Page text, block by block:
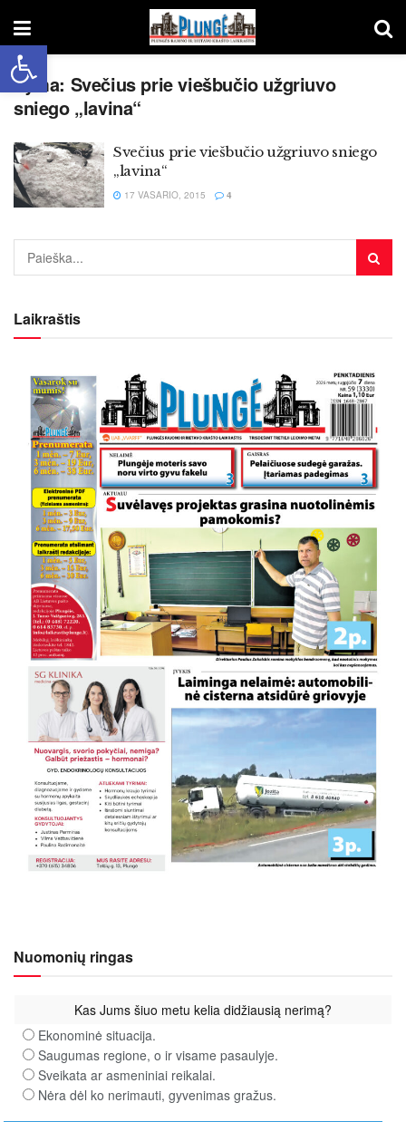
Open toolbar
Žyma: Svečius prie viešbučio užgriuvo
sniego „lavina“
Svečius prie viešbučio užgriuvo sniego
„lavina“
17 VASARIO, 2015 4
Laikraštis
Nuomonių ringas
Kas Jums šiuo metu kelia didžiausią nerimą?
Ekonominė situacija.
Saugumas regione, o ir visame pasaulyje.
Sveikata ar asmeniniai reikalai.
Nėra dėl ko nerimauti, gyvenimas gražus.